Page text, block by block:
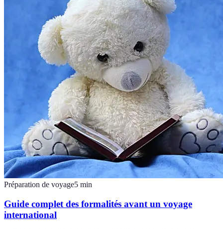
Préparation de voyage5 min
Guide complet des formalités avant un voyage
international